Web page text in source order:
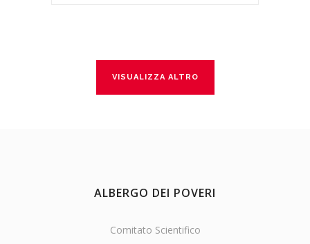
VISUALIZZA ALTRO
ALBERGO DEI POVERI
Comitato Scientifico